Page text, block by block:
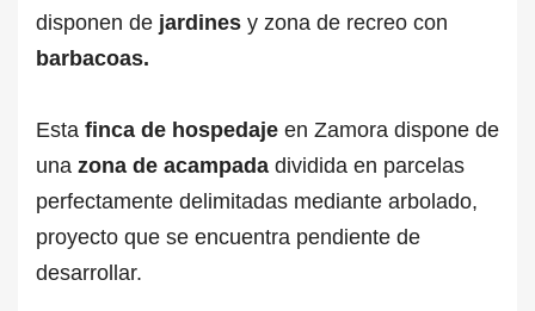
disponen de jardines y zona de recreo con
barbacoas.
Esta finca de hospedaje en Zamora dispone de
una zona de acampada dividida en parcelas
perfectamente delimitadas mediante arbolado,
proyecto que se encuentra pendiente de
desarrollar.